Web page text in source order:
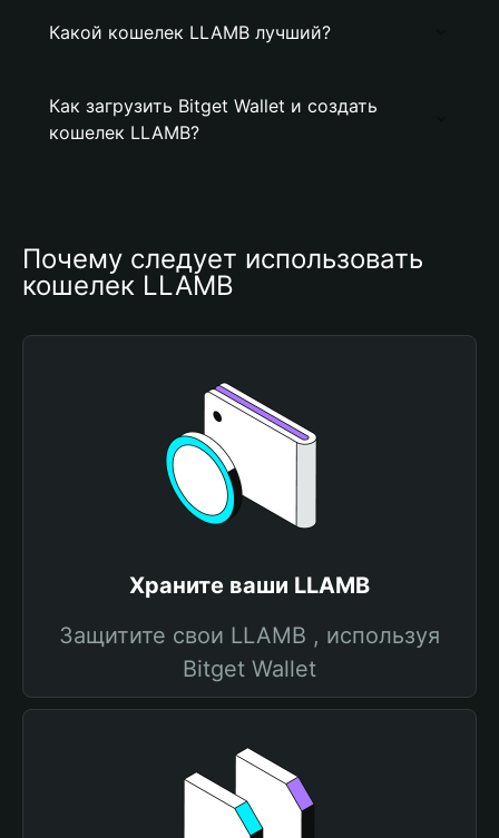
Какой кошелек LLAMB лучший?
Как загрузить Bitget Wallet и создать
кошелек LLAMB?
Почему следует использовать
кошелек LLAMB
Храните ваши LLAMB
Защитите свои LLAMB , используя
Bitget Wallet